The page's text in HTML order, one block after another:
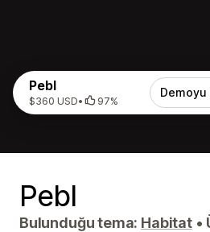
Pebl
$360 USD• 97%
Pebl
Bulunduğu tema: Habitat •